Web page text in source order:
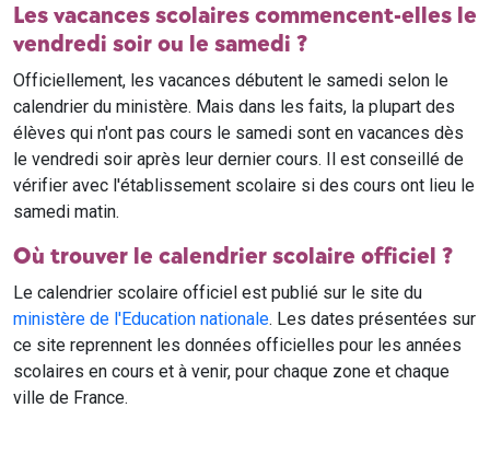
Les vacances scolaires commencent-elles le
vendredi soir ou le samedi ?
Officiellement, les vacances débutent le samedi selon le
calendrier du ministère. Mais dans les faits, la plupart des
élèves qui n'ont pas cours le samedi sont en vacances dès
le vendredi soir après leur dernier cours. Il est conseillé de
vérifier avec l'établissement scolaire si des cours ont lieu le
samedi matin.
Où trouver le calendrier scolaire officiel ?
Le calendrier scolaire officiel est publié sur le site du
ministère de l'Education nationale. Les dates présentées sur
ce site reprennent les données officielles pour les années
scolaires en cours et à venir, pour chaque zone et chaque
ville de France.